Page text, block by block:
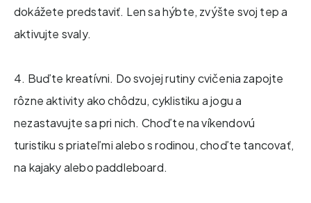
dokážete predstaviť. Len sa hýbte, zvýšte svoj tep a
aktivujte svaly.
4. Buďte kreatívni. Do svojej rutiny cvičenia zapojte
rôzne aktivity ako chôdzu, cyklistiku a jogu a
nezastavujte sa pri nich. Choďte na víkendovú
turistiku s priateľmi alebo s rodinou, choďte tancovať,
na kajaky alebo paddleboard.